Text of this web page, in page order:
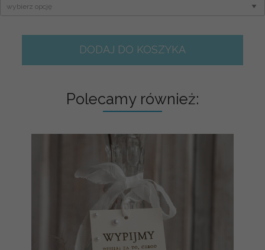
DODAJ DO KOSZYKA
Polecamy również: